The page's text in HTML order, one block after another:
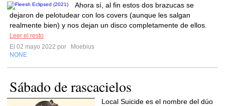
Ahora sí, al fin estos dos brazucas se
dejaron de pelotudear con los covers (aunque les salgan
realmente bien) y nos dejan un disco completamente de ellos.
Leer el resto
El 02 mayo 2022 por
Moebius
NONE
Sábado de rascacielos
Local Suicide es el nombre del dúo